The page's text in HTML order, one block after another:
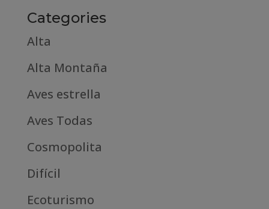
Categories
Alta
Alta Montaña
Aves estrella
Aves Todas
Cosmopolita
Difícil
Ecoturismo